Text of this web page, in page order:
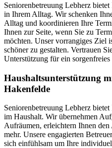
Seniorenbetreuung Lebherz
in Ihrem Alltag. Wir schenken
Alltag und koordinieren Ihre
Ihnen zur Seite, wenn Sie zu
möchten. Unser vorrangiges Ziel
schöner zu gestalten. Vertrauen
Unterstützung für ein
Haushalts­unterstützung
Hakenfelde
Seniorenbetreuung Lebherz
im Haushalt. Wir übernehmen
Aufräumen, erleichtern Ihnen
mehr. Unsere engagierten
sich einfühlsam um Ihre